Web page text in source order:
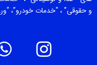
و حقوقی” ، “خدمات خودرو”،